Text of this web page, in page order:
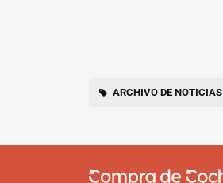
ARCHIVO DE NOTICIAS